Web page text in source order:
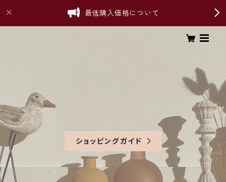
最低購入価格について
ショッピングガイド